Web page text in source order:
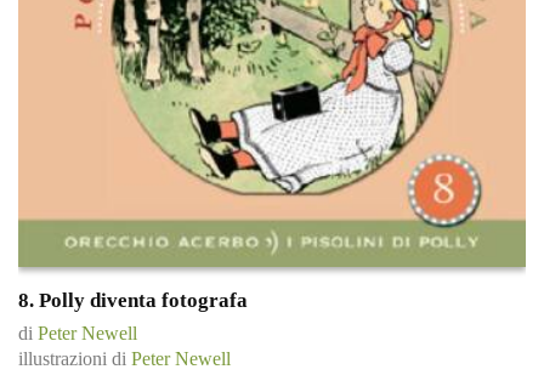
8. Polly diventa fotografa
di Peter Newell
illustrazioni di Peter Newell